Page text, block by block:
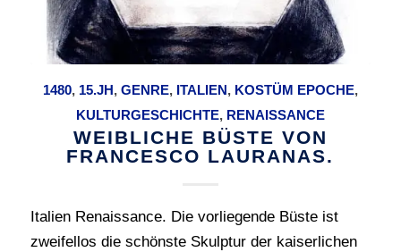
1480, 15.JH, GENRE, ITALIEN, KOSTÜM EPOCHE,
KULTURGESCHICHTE, RENAISSANCE
WEIBLICHE BÜSTE VON
FRANCESCO LAURANAS.
Italien Renaissance. Die vorliegende Büste ist
zweifellos die schönste Skulptur der kaiserlichen